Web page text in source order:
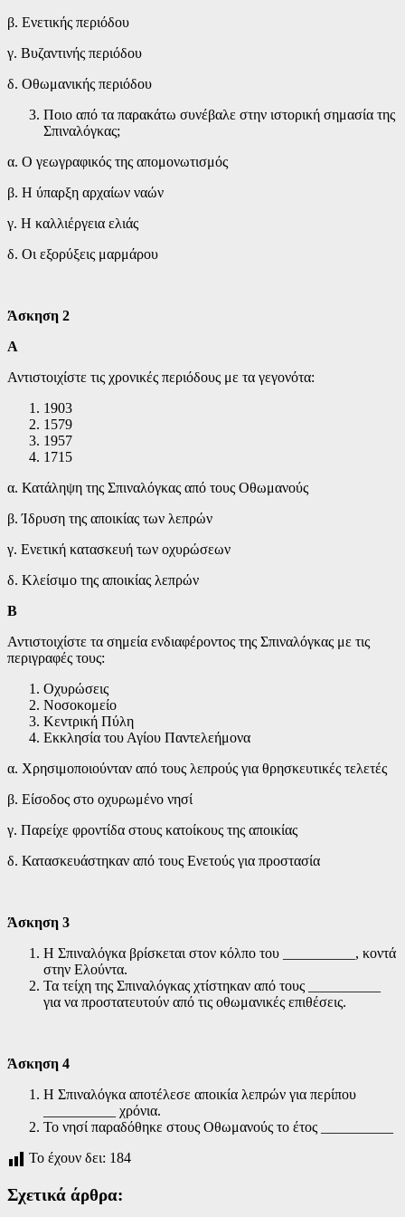
β. Ενετικής περιόδου
γ. Βυζαντινής περιόδου
δ. Οθωμανικής περιόδου
Ποιο από τα παρακάτω συνέβαλε στην ιστορική σημασία της
Σπιναλόγκας;
α. Ο γεωγραφικός της απομονωτισμός
β. Η ύπαρξη αρχαίων ναών
γ. Η καλλιέργεια ελιάς
δ. Οι εξορύξεις μαρμάρου
Άσκηση 2
Α
Αντιστοιχίστε τις χρονικές περιόδους με τα γεγονότα:
1903
1579
1957
1715
α. Κατάληψη της Σπιναλόγκας από τους Οθωμανούς
β. Ίδρυση της αποικίας των λεπρών
γ. Ενετική κατασκευή των οχυρώσεων
δ. Κλείσιμο της αποικίας λεπρών
Β
Αντιστοιχίστε τα σημεία ενδιαφέροντος της Σπιναλόγκας με τις
περιγραφές τους:
Οχυρώσεις
Νοσοκομείο
Κεντρική Πύλη
Εκκλησία του Αγίου Παντελεήμονα
α. Χρησιμοποιούνταν από τους λεπρούς για θρησκευτικές τελετές
β. Είσοδος στο οχυρωμένο νησί
γ. Παρείχε φροντίδα στους κατοίκους της αποικίας
δ. Κατασκευάστηκαν από τους Ενετούς για προστασία
Άσκηση 3
Η Σπιναλόγκα βρίσκεται στον κόλπο του __________, κοντά
στην Ελούντα.
Τα τείχη της Σπιναλόγκας χτίστηκαν από τους __________
για να προστατευτούν από τις οθωμανικές επιθέσεις.
Άσκηση 4
Η Σπιναλόγκα αποτέλεσε αποικία λεπρών για περίπου
__________ χρόνια.
Το νησί παραδόθηκε στους Οθωμανούς το έτος __________
Το έχουν δει: 184
Σχετικά άρθρα: